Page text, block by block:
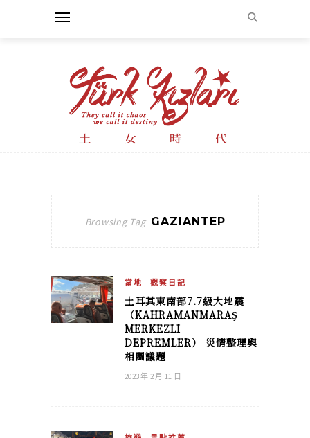
Browsing Tag GAZIANTEP
當地 觀察日記
土耳其東南部7.7級大地震
（KAHRAMANMARAŞ
MERKEZLI
DEPREMLER） 災情整理與
相關議題
2023 年 2 月 11 日